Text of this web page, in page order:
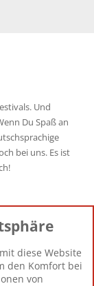
Und
Du Spaß an
bei uns. Es ist
12.426
nabulamisika
diese Website
den Komfort bei
von